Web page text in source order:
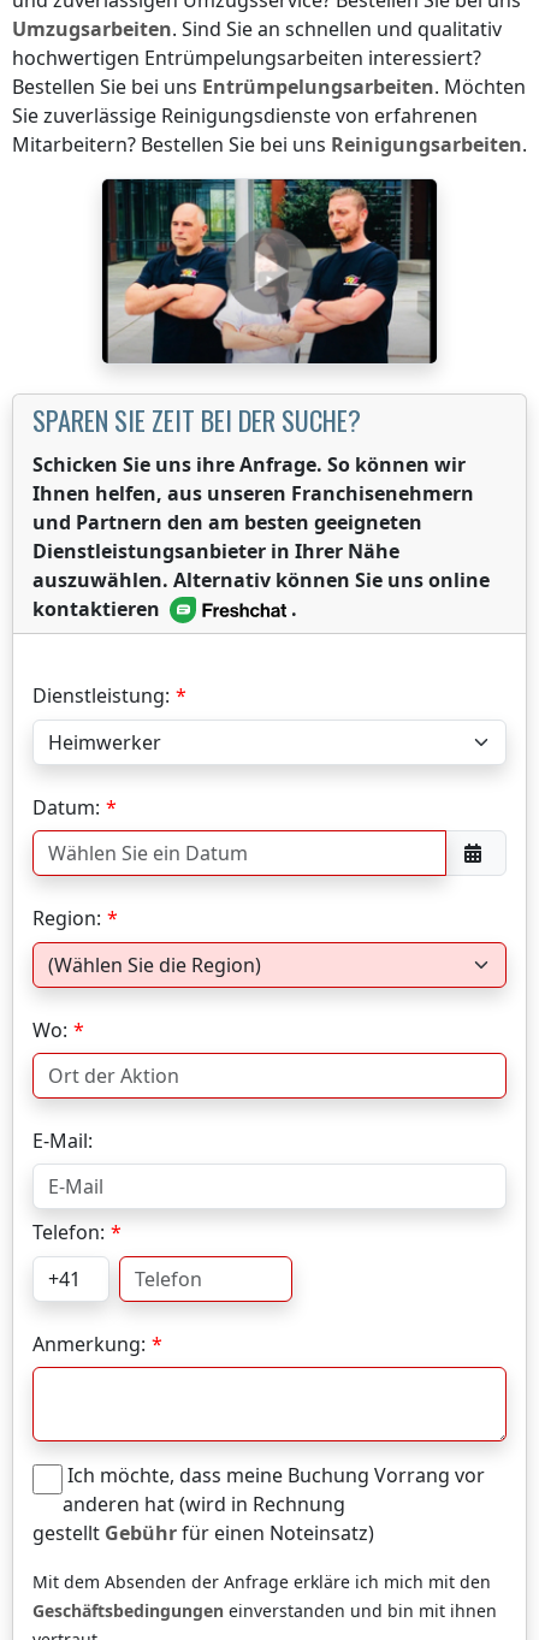
Umzugsarbeiten. Sind Sie an schnellen und qualitativ
hochwertigen Entrümpelungsarbeiten interessiert?
Bestellen Sie bei uns Entrümpelungsarbeiten. Möchten
Sie zuverlässige Reinigungsdienste von erfahrenen
Mitarbeitern? Bestellen Sie bei uns Reinigungsarbeiten.
SPAREN SIE ZEIT BEI DER SUCHE?
Schicken Sie uns ihre Anfrage. So können wir
Ihnen helfen, aus unseren Franchisenehmern
und Partnern den am besten geeigneten
Dienstleistungsanbieter in Ihrer Nähe
auszuwählen. Alternativ können Sie uns online
kontaktieren
.
Dienstleistung:
Datum:
Region:
Wo:
E-Mail:
Telefon:
Anmerkung:
Ich möchte, dass meine Buchung Vorrang vor
anderen hat (wird in Rechnung
gestellt Gebührfür einen Noteinsatz)
Mit dem Absenden der Anfrage erkläre ich mich mit den
Geschäftsbedingungen einverstanden und bin mit ihnen